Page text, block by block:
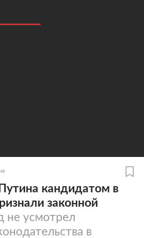
кандидатом в
законной
не усмотрел
в